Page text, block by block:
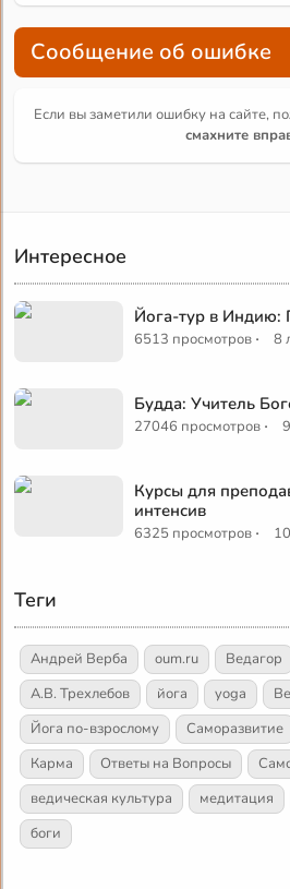
Сообщение об ошибке
Если вы заметили ошибку на сайте,
смахните
Интересное
Йога-тур в Индию:
6513 просмотров · 8
Будда: Учитель
27046 просмотров ·
Курсы для
интенсив
6325 просмотров ·
Теги
Андрей Верба oum.ru Ведагор
А.В. Трехлебов
йога yoga
Йога по-взрослому
Саморазвитие
Карма
Ответы на Вопросы
ведическая культура
медитация
боги